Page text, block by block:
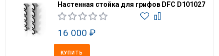
Настенная стойка для грифов DFC D101027
16 000 ₽
КУПИТЬ